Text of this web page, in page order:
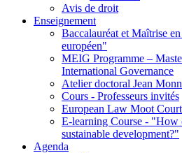
Avis de droit
Enseignement
Baccalauréat et Maîtrise
européen"
MEIG Programme –
International Governance
Atelier doctoral Jean
Cours - Professeurs invités
European Law Moot
E-learning Course - "How
sustainable development?"
Agenda